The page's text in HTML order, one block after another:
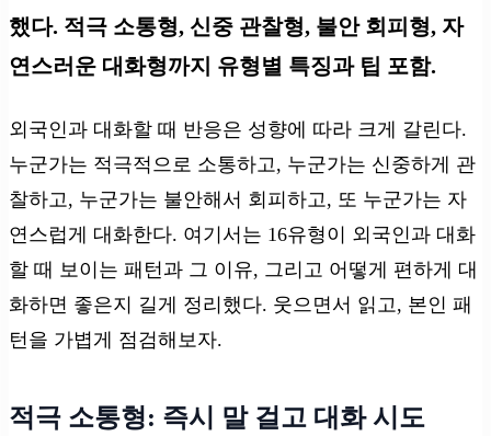
했다. 적극 소통형, 신중 관찰형, 불안 회피형, 자
연스러운 대화형까지 유형별 특징과 팁 포함.
외국인과 대화할 때 반응은 성향에 따라 크게 갈린다.
누군가는 적극적으로 소통하고, 누군가는 신중하게 관
찰하고, 누군가는 불안해서 회피하고, 또 누군가는 자
연스럽게 대화한다. 여기서는 16유형이 외국인과 대화
할 때 보이는 패턴과 그 이유, 그리고 어떻게 편하게 대
화하면 좋은지 길게 정리했다. 웃으면서 읽고, 본인 패
턴을 가볍게 점검해보자.
적극 소통형: 즉시 말 걸고 대화 시도